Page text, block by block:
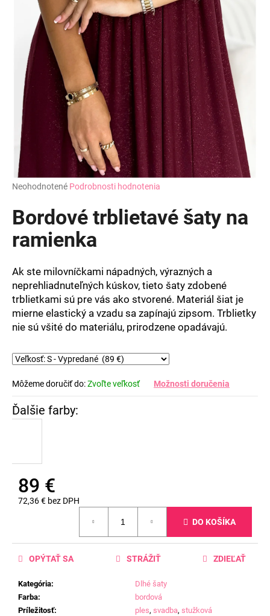
Priemerné
produktu
je
hviezdičiek.
Neohodnotené Podrobnosti hodnotenia
Bordové trblietavé šaty na
ramienka
Ak ste milovníčkami nápadných, výrazných a
neprehliadnuteľných kúskov, tieto šaty zdobené
trblietkami sú pre vás ako stvorené. Materiál šiat je
mierne elastický a vzadu sa zapínajú zipsom. Trblietky
nie sú všité do materiálu, prirodzene opadávajú.
Môžeme doručiť do:Zvoľte veľkosť Možnosti doručenia
89 €
72,36 € bez DPH
DO KOŠÍKA
Kategória:
Dlhé šaty
Farba:
bordová
Príležitosť: ples, svadba, stužková
OPÝTAŤ SA STRÁŽIŤ ZDIEĽAŤ